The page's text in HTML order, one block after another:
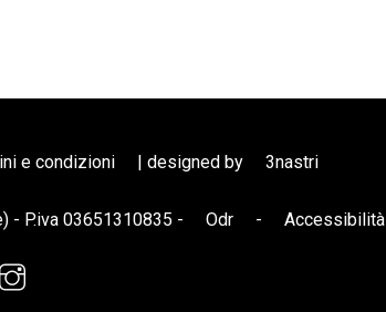
e condizioni | designed by 3nastri
- P.iva 03651310835 - Odr - Accessibilità